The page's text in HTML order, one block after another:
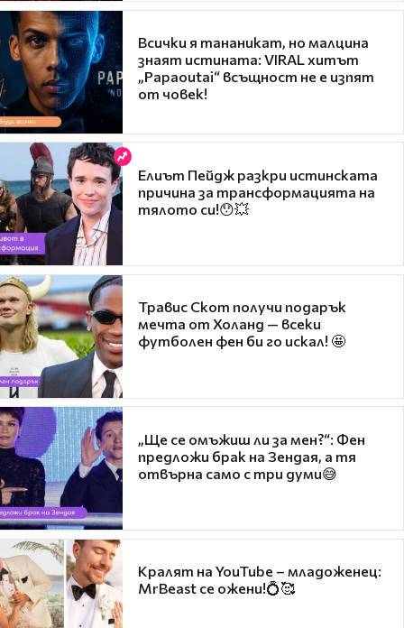
Всички я тананикат, но малцина
знаят истината: VIRAL хитът
„Papaoutai“ всъщност не е изпят
от човек!
Елиът Пейдж разкри истинската
причина за трансформацията на
тялото си!😯💥
Травис Скот получи подарък
мечта от Холанд — всеки
футболен фен би го искал! 🤩
„Ще се омъжиш ли за мен?“: Фен
предложи брак на Зендая, а тя
отвърна само с три думи😅
Кралят на YouTube – младоженец:
MrBeast се ожени!💍🥰